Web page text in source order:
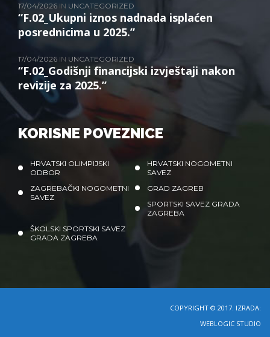
17/04/2026 IN UNCATEGORIZED
“F.02_Ukupni iznos nadnada isplaćen
posrednicima u 2025.”
17/04/2026 IN UNCATEGORIZED
“F.02_Godišnji financijski izvještaji nakon
revizije za 2025.”
KORISNE POVEZNICE
HRVATSKI OLIMPIJSKI
ODBOR
HRVATSKI NOGOMETNI
SAVEZ
ZAGREBAČKI NOGOMETNI
SAVEZ
GRAD ZAGREB
SPORTSKI SAVEZ GRADA
ZAGREBA
ŠKOLSKI SPORTSKI SAVEZ
GRADA ZAGREBA
COPYRIGHT © 2017. IZRADA:
WEBLOGIC STUDIO